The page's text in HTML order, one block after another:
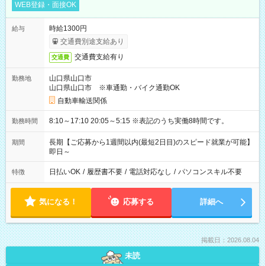
WEB登録・面接OK
給与
時給1300円
交通費別途支給あり
交通費 交通費支給有り
勤務地
山口県山口市
山口県山口市 ※車通勤・バイク通勤OK
自動車輸送関係
勤務時間 8:10～17:10 20:05～5:15 ※表記のうち実働8時間です。
期間
長期【ご応募から1週間以内(最短2日目)のスピード就業が可能】
即日～
特徴 日払いOK / 履歴書不要 / 電話対応なし / パソコンスキル不要
気になる！ 応募する 詳細へ
掲載日：2026.08.04
未読